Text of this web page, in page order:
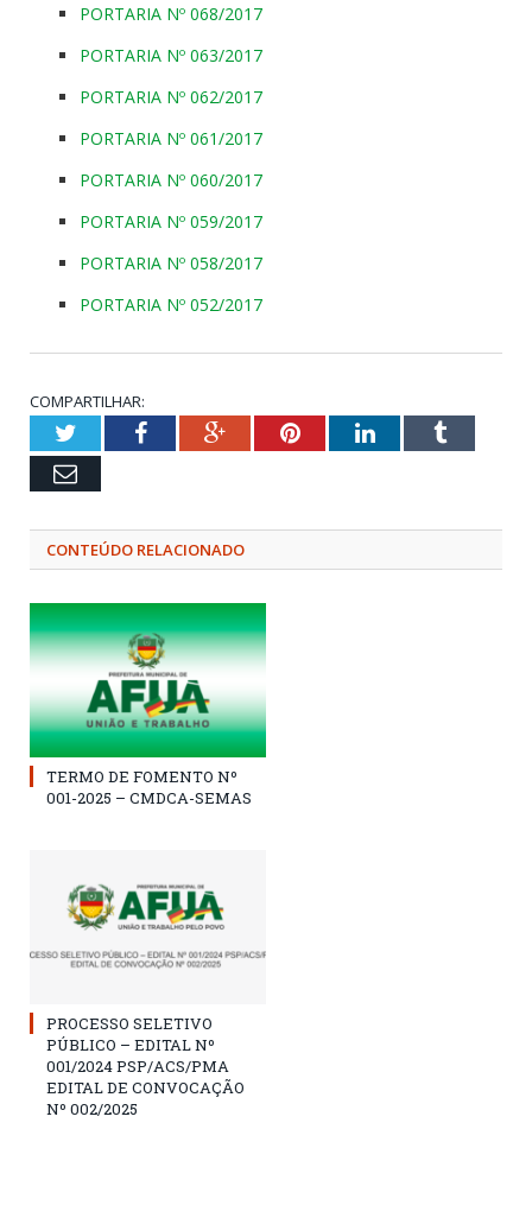
PORTARIA Nº 068/2017
PORTARIA Nº 063/2017
PORTARIA Nº 062/2017
PORTARIA Nº 061/2017
PORTARIA Nº 060/2017
PORTARIA Nº 059/2017
PORTARIA Nº 058/2017
PORTARIA Nº 052/2017
COMPARTILHAR:
TwitterFacebookGoogle+PinterestLinkedInTumblr
Email
CONTEÚDO RELACIONADO
TERMO DE FOMENTO Nº
001-2025 – CMDCA-SEMAS
PROCESSO SELETIVO
PÚBLICO – EDITAL Nº
001/2024 PSP/ACS/PMA
EDITAL DE CONVOCAÇÃO
Nº 002/2025